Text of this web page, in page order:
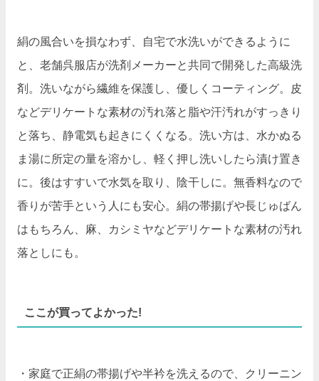
絹の風合いを損なわず、自宅で水洗いができるように
と、老舗呉服店が洗剤メーカーと共同で開発した高級洗
剤。洗いながら繊維を保護し、優しくコーティング。皮
などデリケートな素材の汚れ落と脂や汗汚れがすっきり
と落ち、静電気も起きにくくなる。洗い方は、水かぬる
ま湯に所定の量を溶かし、軽く押し洗いしたら漬け置き
に。後はすすいで水気を取り、陰干しに。無香料なので
香りが苦手という人にも安心。絹の帯揚げや長じゅばん
はもちろん、麻、カシミヤなどデリケートな素材の汚れ
落としにも。
ここが買ってよかった!
・家庭で正絹の帯揚げや半衿を洗えるので、クリーニン